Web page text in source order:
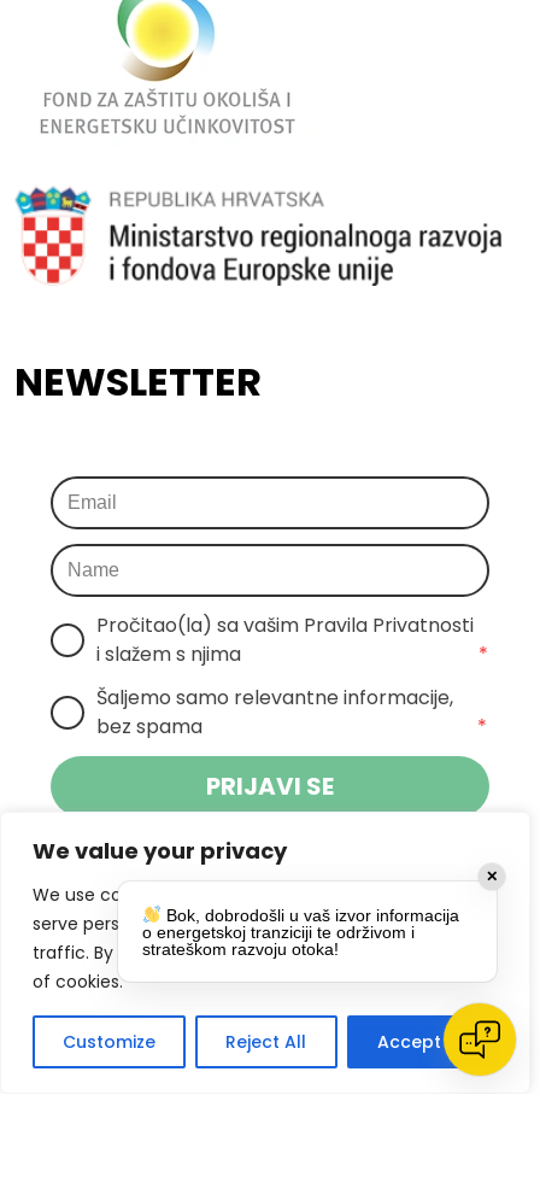
We value your privacy
We use cookies to enhance your browsing experience,
serve personalized ads or content, and analyze our
traffic. By clicking "Accept All", you consent to our use
of cookies.
Customize Reject All Accept All
NEWSLETTER
Pročitao(la) sa vašim Pravila Privatnosti
i slažem s njima
*
Šaljemo samo relevantne informacije,
bez spama
*
PRIJAVI SE
Klikom na gumb dajete suglasnost za
primanje novosti Pokreta Otoka te se
slažete spolitikom privatnosti.
DRUŠTVENE MREŽE
✕
Bok, dobrodošli u vaš izvor informacija
o energetskoj tranziciji te održivom i
strateškom razvoju otoka!